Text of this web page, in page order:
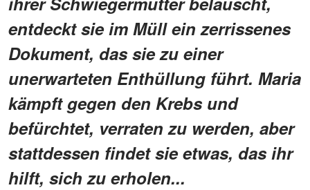
entdeckt sie im Müll ein zerrissenes
Dokument, das sie zu einer
unerwarteten Enthüllung führt. Maria
kämpft gegen den Krebs und
befürchtet, verraten zu werden, aber
stattdessen findet sie etwas, das ihr
hilft, sich zu erholen...